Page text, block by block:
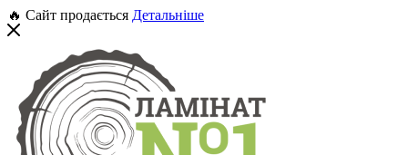
🔥 Сайт продається Детальніше